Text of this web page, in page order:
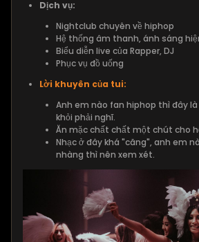
Dịch vụ:
Nightclub chuyên về hiphop
Hệ thống âm thanh, ánh sáng
Biểu diễn live của Rapper, DJ
Phục vụ đồ uống
Lời khuyên của tui:
Anh em nào fan hiphop thì đây
khỏi phải nghĩ.
Ăn mặc chất chất một chút cho
Nhạc ở đây khá "căng", anh em
nhàng thì nên xem xét.